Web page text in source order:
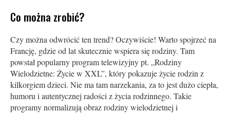
Co można zrobić?
Czy można odwrócić ten trend? Oczywiście! Warto spojrzeć na
Francję, gdzie od lat skutecznie wspiera się rodziny. Tam
powstał popularny program telewizyjny pt. „Rodziny
Wielodzietne: Życie w XXL”, który pokazuje życie rodzin z
kilkorgiem dzieci. Nie ma tam narzekania, za to jest dużo ciepła,
humoru i autentycznej radości z życia rodzinnego. Takie
programy normalizują obraz rodziny wielodzietnej i